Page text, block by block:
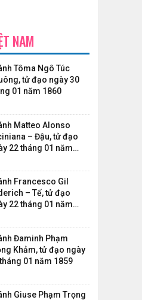
NAM
Tôma Ngô Túc
tử đạo ngày 30
01 năm 1860
Matteo Alonso
– Đậu, tử đạo
22 tháng 01 năm
Francesco Gil
– Tế, tử đạo
22 tháng 01 năm
Đaminh Phạm
Khảm, tử đạo ngày
01 năm 1859
Giuse Phạm Trọng